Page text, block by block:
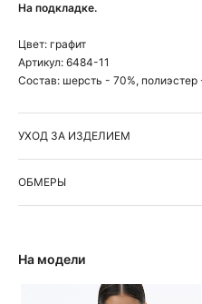
На подкладке.
Цвет: графит
Артикул: 6484-11
Состав: шерсть - 70%, полиэстер
УХОД ЗА ИЗДЕЛИЕМ
ОБМЕРЫ
На модели